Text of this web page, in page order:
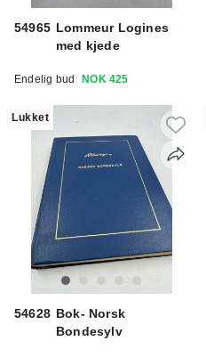
54965 Lommeur Logines
med kjede
Endelig bud NOK 425
Lukket
54628 Bok- Norsk
Bondesylv